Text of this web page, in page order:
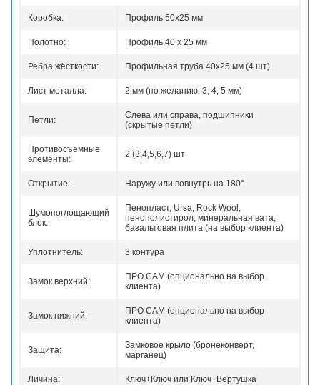
Коробка: Профиль 50x25 мм
Полотно: Профиль 40 x 25 мм
Ребра жёсткости: Профильная труба 40х25 мм (4 шт)
Лист металла: 2 мм (по желанию: 3, 4, 5 мм)
Петли:
Слева или справа, подшипники
(скрытые петли)
Противосъемные
элементы:
2 (3,4,5,6,7) шт
Открытие: Наружу или вовнутрь на 180°
Шумопоглощающий
блок:
Пенопласт, Ursa, Rock Wool,
пенополистирол, минеральная вата,
базальтовая плита (на выбор клиента)
Уплотнитель: 3 контура
Замок верхний:
ПРО САМ (опционально на выбор
клиента)
Замок нижний:
ПРО САМ (опционально на выбор
клиента)
Защита:
Замковое крыло (бронеконверт,
марганец)
Личина: Ключ+Ключ или Ключ+Вертушка